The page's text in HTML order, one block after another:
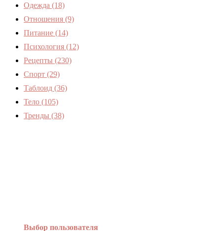
Одежда (18)
Отношения (9)
Питание (14)
Психология (12)
Рецепты (230)
Спорт (29)
Таблоид (36)
Тело (105)
Тренды (38)
Выбор пользователя